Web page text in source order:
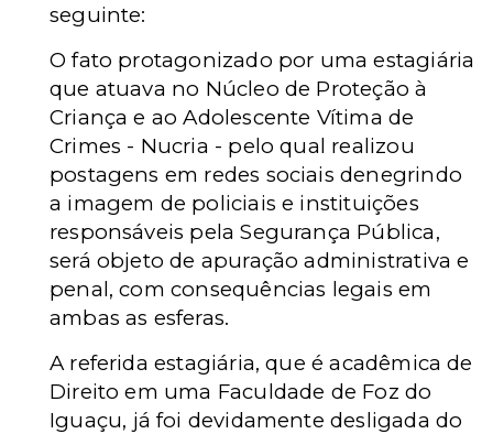
seguinte:
O fato protagonizado por uma estagiária
que atuava no Núcleo de Proteção à
Criança e ao Adolescente Vítima de
Crimes - Nucria - pelo qual realizou
postagens em redes sociais denegrindo
a imagem de policiais e instituições
responsáveis pela Segurança Pública,
será objeto de apuração administrativa e
penal, com consequências legais em
ambas as esferas.
A referida estagiária, que é acadêmica de
Direito em uma Faculdade de Foz do
Iguaçu, já foi devidamente desligada do